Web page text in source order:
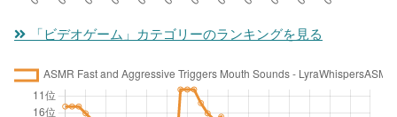
「ビデオゲーム」カテゴリーのランキングを見る